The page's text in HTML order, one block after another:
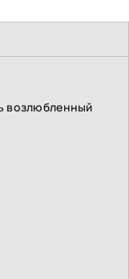
возлюбленный